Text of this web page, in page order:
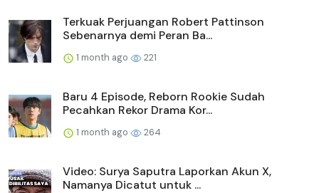
Terkuak Perjuangan Robert Pattinson
Sebenarnya demi Peran Ba...
1 month ago 221
Baru 4 Episode, Reborn Rookie Sudah
Pecahkan Rekor Drama Kor...
1 month ago 264
Video: Surya Saputra Laporkan Akun X,
Namanya Dicatut untuk ...